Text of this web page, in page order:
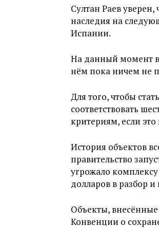
Султан Раев
наследия на
Испании.
На данный момент в
нём пока ничем не
Для того, чтобы
соответствовать
критериям, если
История объектов
правительство
угрожало
долларов в разбор
Объекты, внесённые
Конвенции о